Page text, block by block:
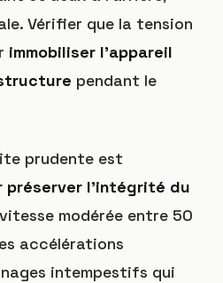
Vérifier que la tension
immobiliser l’appareil
pendant le
prudente est
préserver l’intégrité du
modérée entre 50
accélérations
intempestifs qui